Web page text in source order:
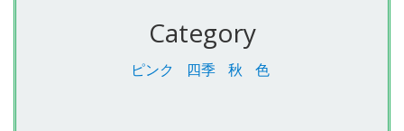
Category
ピンク 四季 秋 色